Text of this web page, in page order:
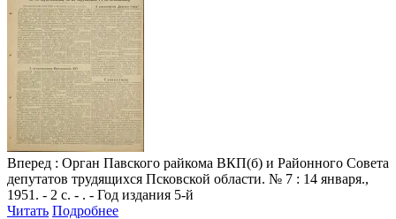
Вперед : Орган Павского райкома ВКП(б) и Районного Совета
депутатов трудящихся Псковской области. № 7 : 14 января.,
1951. - 2 с. - . - Год издания 5-й
Читать Подробнее